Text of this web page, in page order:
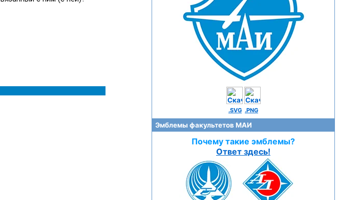
.SVG .PNG
Эмблемы факультетов МАИ
Почему такие эмблемы?
Ответ здесь!